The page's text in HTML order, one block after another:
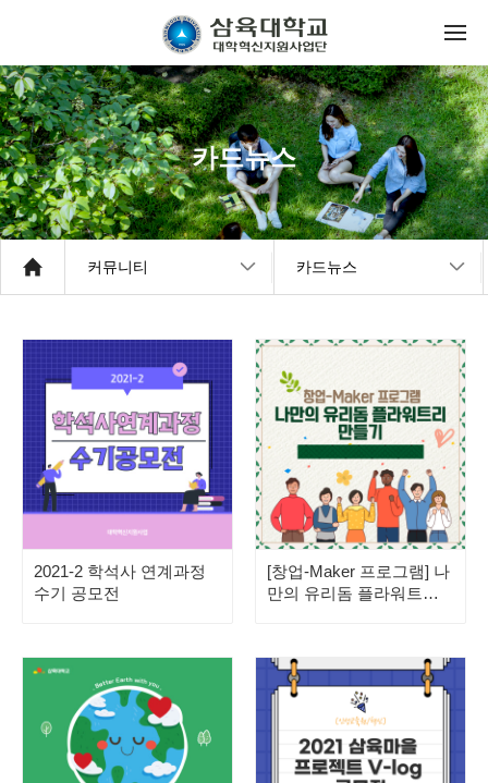
카드뉴스
커뮤니티 카드뉴스
2021-2 학석사 연계과정
수기 공모전
[창업-Maker 프로그램] 나
만의 유리돔 플라워트리